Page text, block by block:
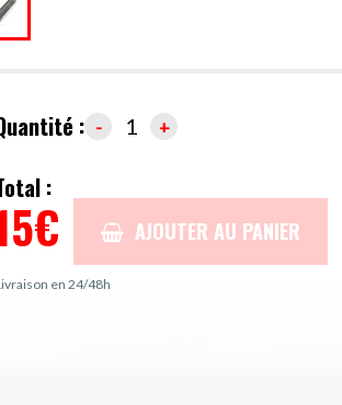
: - +
:
€ AJOUTER AU PANIER
en 24/48h